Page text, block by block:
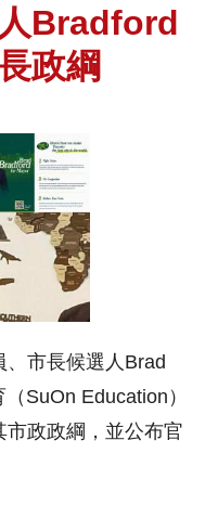
Bradford
政綱
、市長候選人Brad
SuOn Education）
政政綱，並公布官